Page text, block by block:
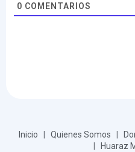
0 COMENTARIOS
Inicio Quienes Somos
Huaraz